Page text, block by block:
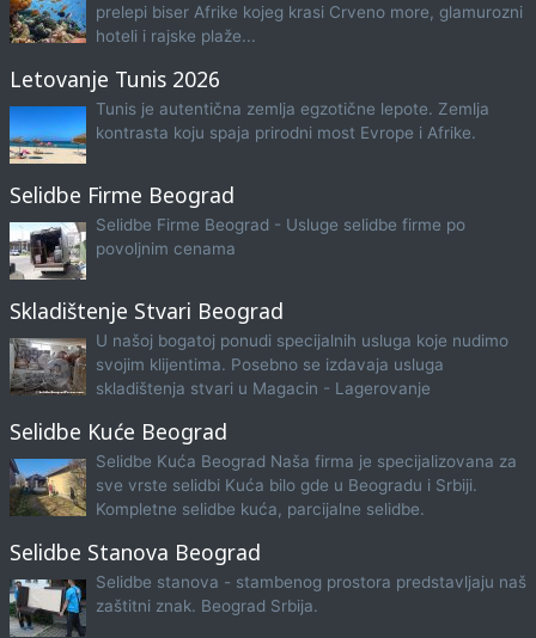
prelepi biser Afrike kojeg krasi Crveno more, glamurozni
hoteli i rajske plaže...
Letovanje Tunis 2026
Tunis je autentična zemlja egzotične lepote. Zemlja
kontrasta koju spaja prirodni most Evrope i Afrike.
Selidbe Firme Beograd
Selidbe Firme Beograd - Usluge selidbe firme po
povoljnim cenama
Skladištenje Stvari Beograd
U našoj bogatoj ponudi specijalnih usluga koje nudimo
svojim klijentima. Posebno se izdavaja usluga
skladištenja stvari u Magacin - Lagerovanje
Selidbe Kuće Beograd
Selidbe Kuća Beograd Naša firma je specijalizovana za
sve vrste selidbi Kuća bilo gde u Beogradu i Srbiji.
Kompletne selidbe kuća, parcijalne selidbe.
Selidbe Stanova Beograd
Selidbe stanova - stambenog prostora predstavljaju naš
zaštitni znak. Beograd Srbija.